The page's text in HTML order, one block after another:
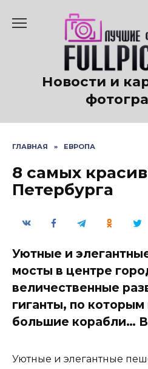
содержанию
Новости и
ГЛАВНАЯ » ЕВРОПА
8 самых
Петербурга
Уютные и
мосты в центре
величественные
гиганты, по
большие корабли…
Уютные и элегантные